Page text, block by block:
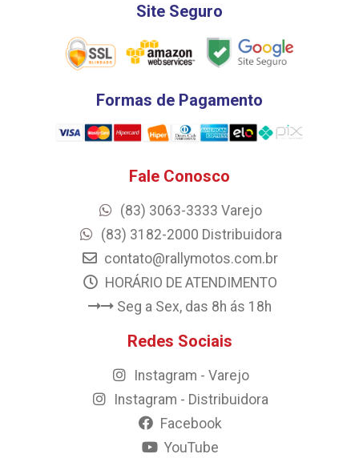
Site Seguro
Formas de Pagamento
Fale Conosco
(83) 3063-3333 Varejo
(83) 3182-2000 Distribuidora
contato@rallymotos.com.br
HORÁRIO DE ATENDIMENTO
Seg a Sex, das 8h ás 18h
Redes Sociais
Instagram - Varejo
Instagram - Distribuidora
Facebook
YouTube